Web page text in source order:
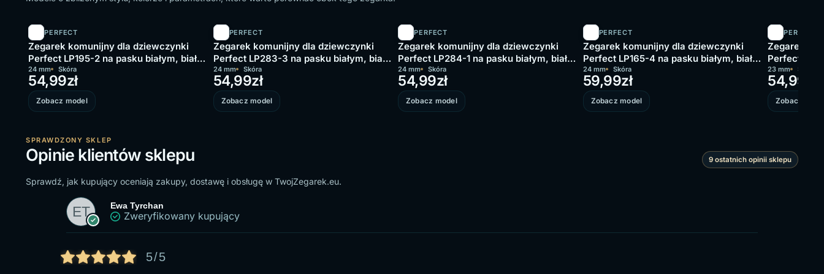
PERFECT
Zegarek komunijny dla dziewczynki
Perfect LP195-2 na pasku białym, biała
tarcza
24 mm Skóra
54,99zł
Zobacz model
PERFECT
Zegarek komunijny dla dziewczynki
Perfect LP283-3 na pasku białym, biała
tarcza
24 mm Skóra
54,99zł
Zobacz model
PERFECT
Zegarek komunijny dla dziewczynki
Perfect LP284-1 na pasku białym, biała
tarcza
24 mm Skóra
54,99zł
Zobacz model
PERFECT
Zegarek komunijny dla dziewczynki
Perfect LP165-4 na pasku białym, biała
tarcza
24 mm Skóra
59,99zł
Zobacz model
PERFECT
Zegarek
Perfect
tarcza
23 mm Skóra
54,99
Zobacz
SPRAWDZONY SKLEP
Opinie klientów sklepu 9 ostatnich opinii sklepu
Sprawdź, jak kupujący oceniają zakupy, dostawę i obsługę w TwojZegarek.eu.
Ewa Tyrchan
Zweryfikowany kupujący
5/5